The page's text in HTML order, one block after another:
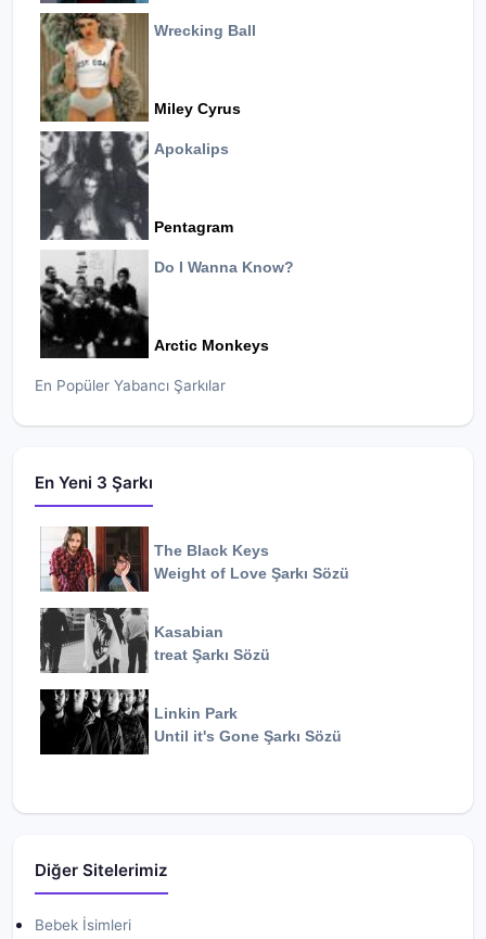
Wrecking Ball
Miley Cyrus
Apokalips
Pentagram
Do I Wanna Know?
Arctic Monkeys
En Popüler Yabancı Şarkılar
En Yeni 3 Şarkı
The Black Keys
Weight of Love Şarkı Sözü
Kasabian
treat Şarkı Sözü
Linkin Park
Until it's Gone Şarkı Sözü
Diğer Sitelerimiz
Bebek İsimleri